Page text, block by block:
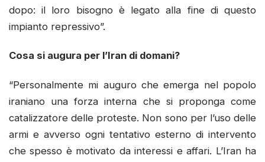
dopo: il loro bisogno è legato alla fine di questo
impianto repressivo”.
Cosa si augura per l’Iran di domani?
“Personalmente mi auguro che emerga nel popolo
iraniano una forza interna che si proponga come
catalizzatore delle proteste. Non sono per l’uso delle
armi e avverso ogni tentativo esterno di intervento
che spesso è motivato da interessi e affari. L’Iran ha